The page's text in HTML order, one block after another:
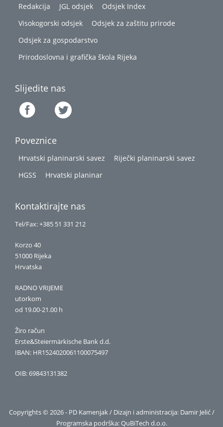
Redakcija
JGL odsjek
Odsjek Index
Visokogorski odsjek
Odsjek za zaštitu prirode
Odsjek za gospodarstvo
Prirodoslovna i grafička škola Rijeka
Slijedite nas
Poveznice
Hrvatski planinarski savez
Riječki planinarski savez
HGSS
Hrvatski planinar
Kontaktirajte nas
Tel/Fax: +385 51 331 212
Korzo 40
51000 Rijeka
Hrvatska
RADNO VRIJEME
utorkom
od 19.00-21.00 h
Žiro račun
Erste&Steiermärkische Bank d.d.
IBAN: HR1524020061100075497
OIB: 69843131382
Copyrights © 2026 - PD Kamenjak / Dizajn i administracija: Damir Jelić /
Programska podrška:QuBiTech d.o.o.